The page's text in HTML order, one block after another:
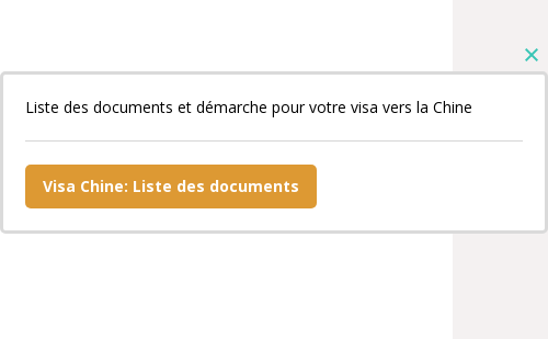
Liste des documents et démarche pour votre visa vers la Chine
Visa Chine: Liste des documents